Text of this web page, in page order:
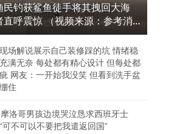
民钓获鲨鱼徒手将其拽回大海
直呼震惊 （视频来源：参考消
场解说展示自己装修踩的坑 情绪稳
满无奈 每处都有精心设计 但每处都
网友：一开始我没笑 但看到洗手盆
住
洛哥男孩边境哭泣恳求西班牙士
可不可以不要把我遣返回国”